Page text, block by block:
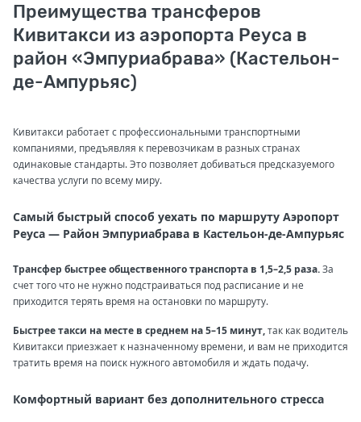
Преимущества трансферов
Кивитакси из аэропорта Реуса в
район «Эмпуриабрава» (Кастельон-
де-Ампурьяс)
Кивитакси работает с профессиональными транспортными
компаниями, предъявляя к перевозчикам в разных странах
одинаковые стандарты. Это позволяет добиваться предсказуемого
качества услуги по всему миру.
Самый быстрый способ уехать по маршруту Аэропорт
Реуса — Район Эмпуриабрава в Кастельон-де-Ампурьяс
Трансфер быстрее общественного транспорта в 1,5–2,5 раза.За
счет того что не нужно подстраиваться под расписание и не
приходится терять время на остановки по маршруту.
Быстрее такси на месте в среднем на 5–15 минут,так как водитель
Кивитакси приезжает к назначенному времени, и вам не приходится
тратить время на поиск нужного автомобиля и ждать подачу.
Комфортный вариант без дополнительного стресса